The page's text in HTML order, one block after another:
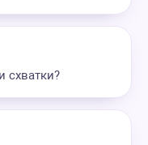
схватки?